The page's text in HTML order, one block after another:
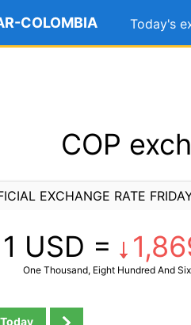
COLOMBIA Today's
COP
EXCHANGE RATE
1 USD =
One Thousand, Eight Hundred And
Today